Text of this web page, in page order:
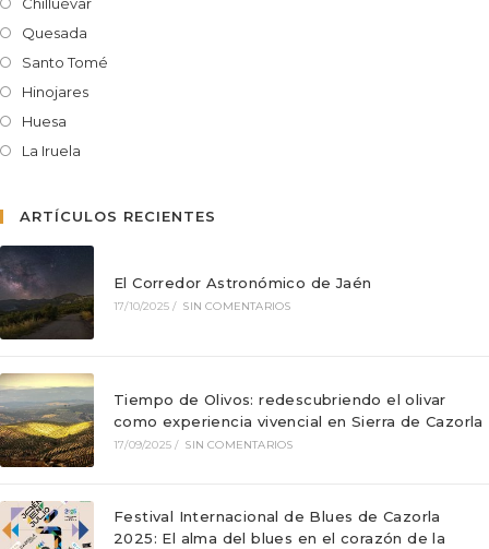
Quesada
Santo Tomé
Hinojares
Huesa
La Iruela
ARTÍCULOS RECIENTES
El Corredor Astronómico de Jaén
17/10/2025 / SIN COMENTARIOS
Tiempo de Olivos: redescubriendo el olivar
como experiencia vivencial en Sierra de Cazorla
17/09/2025 / SIN COMENTARIOS
Festival Internacional de Blues de Cazorla
2025: El alma del blues en el corazón de la